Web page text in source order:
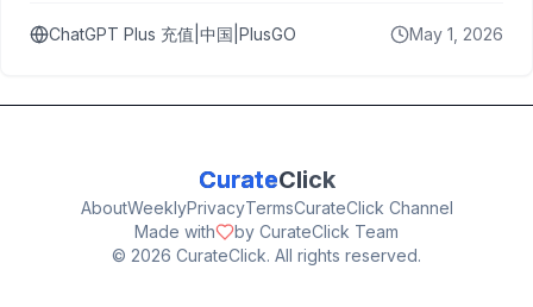
ChatGPT Plus 充值|中国|PlusGO May 1, 2026
CurateClick
AboutWeeklyPrivacyTermsCurateClick Channel
Made with
by CurateClick Team
© 2026 CurateClick. All rights reserved.